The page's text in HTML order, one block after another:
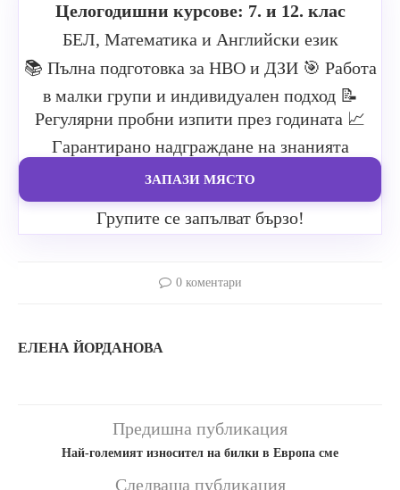
Целогодишни курсове: 7. и 12. клас
БЕЛ, Математика и Английски език
📚 Пълна подготовка за НВО и ДЗИ 🎯 Работа
в малки групи и индивидуален подход 📝
Регулярни пробни изпити през годината 📈
Гарантирано надграждане на знанията
ЗАПАЗИ МЯСТО
Групите се запълват бързо!
0 коментари
ЕЛЕНА ЙОРДАНОВА
Предишна публикация
Най-големият износител на билки в Европа сме
Следваща публикация